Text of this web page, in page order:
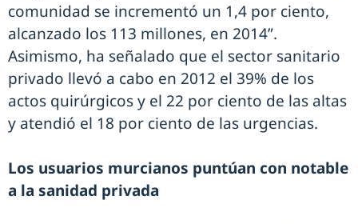
comunidad se incrementó un 1,4 por ciento,
alcanzado los 113 millones, en 2014”.
Asimismo, ha señalado que el sector sanitario
privado llevó a cabo en 2012 el 39% de los
actos quirúrgicos y el 22 por ciento de las altas
y atendió el 18 por ciento de las urgencias.
Los usuarios murcianos puntúan con notable
a la sanidad privada